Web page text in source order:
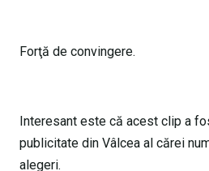
Forţă de convingere.
Interesant este că acest clip a
publicitate din Vâlcea al cărei
alegeri.